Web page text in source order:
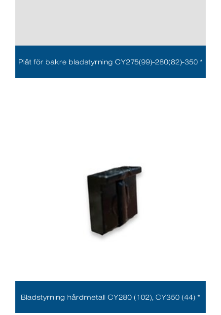
Plåt för bakre bladstyrning CY275(99)-280(82)-350 *
Bladstyrning hårdmetall CY280 (102), CY350 (44) *